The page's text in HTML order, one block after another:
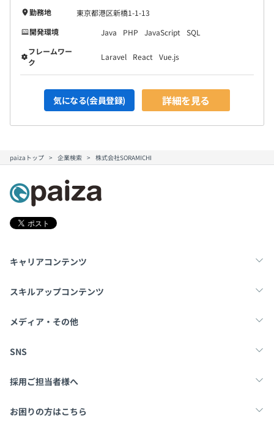
勤務地
東京都港区新橋1-1-13
開発環境
Java PHP JavaScript
SQL
フレームワー
ク
Laravel React Vue.js
気になる(会員登録) 詳細を見る
paizaトップ 企業検索 株式会社SORAMICHI
キャリアコンテンツ
転職・キャリア
スキルアップコンテンツ
学習
メディア・その他
Tech Team Journal
SNS
X
採用ご担当者様へ
採用・教育をお考えの企業様へ
お困りの方はこちら